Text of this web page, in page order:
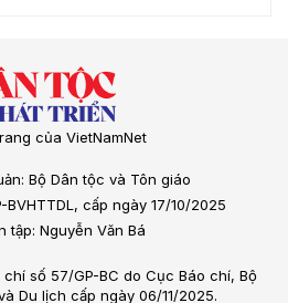
của VietNamNet
Bộ Dân tộc và Tôn giáo
BVHTTDL, cấp ngày 17/10/2025
tập: Nguyễn Văn Bá
số 57/GP-BC do Cục Báo chí, Bộ
Du lịch cấp ngày 06/11/2025.